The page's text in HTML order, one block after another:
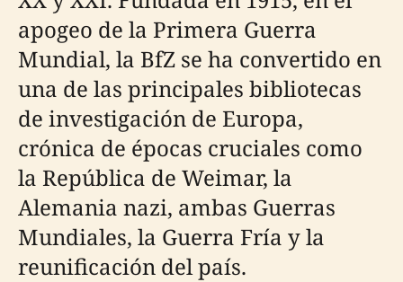
apogeo de la Primera Guerra
Mundial, la BfZ se ha convertido en
una de las principales bibliotecas
de investigación de Europa,
crónica de épocas cruciales como
la República de Weimar, la
Alemania nazi, ambas Guerras
Mundiales, la Guerra Fría y la
reunificación del país.